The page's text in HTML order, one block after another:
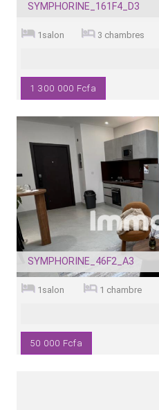
SYMPHORINE_161F4_D3
1salon 3 chambres
1 300 000 Fcfa
SYMPHORINE_46F2_A3
1salon 1 chambre
50 000 Fcfa